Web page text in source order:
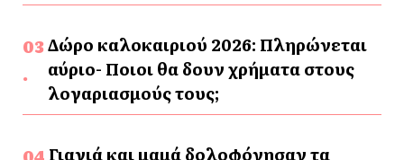
Δώρο καλοκαιριού 2026: Πληρώνεται
αύριο- Ποιοι θα δουν χρήματα στους
λογαριασμούς τους;
Γιαγιά και μαμά δολοφόνησαν τα